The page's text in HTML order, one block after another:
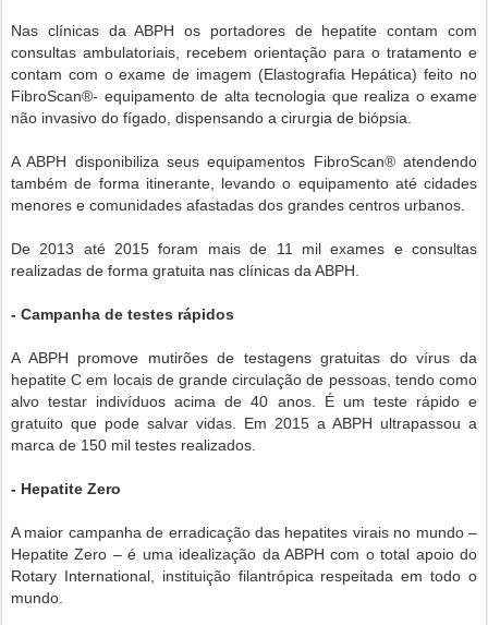
Nas clínicas da ABPH os portadores de hepatite contam com
consultas ambulatoriais, recebem orientação para o tratamento e
contam com o exame de imagem (Elastografia Hepática) feito no
FibroScan®- equipamento de alta tecnologia que realiza o exame
não invasivo do fígado, dispensando a cirurgia de biópsia.
A ABPH disponibiliza seus equipamentos FibroScan® atendendo
também de forma itinerante, levando o equipamento até cidades
menores e comunidades afastadas dos grandes centros urbanos.
De 2013 até 2015 foram mais de 11 mil exames e consultas
realizadas de forma gratuita nas clínicas da ABPH.
- Campanha de testes rápidos
A ABPH promove mutirões de testagens gratuitas do vírus da
hepatite C em locais de grande circulação de pessoas, tendo como
alvo testar indivíduos acima de 40 anos. É um teste rápido e
gratuito que pode salvar vidas. Em 2015 a ABPH ultrapassou a
marca de 150 mil testes realizados.
- Hepatite Zero
A maior campanha de erradicação das hepatites virais no mundo –
Hepatite Zero – é uma idealização da ABPH com o total apoio do
Rotary International, instituição filantrópica respeitada em todo o
mundo.